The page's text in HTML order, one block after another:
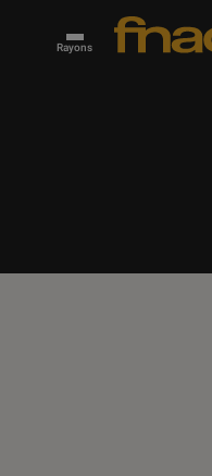
Rayons